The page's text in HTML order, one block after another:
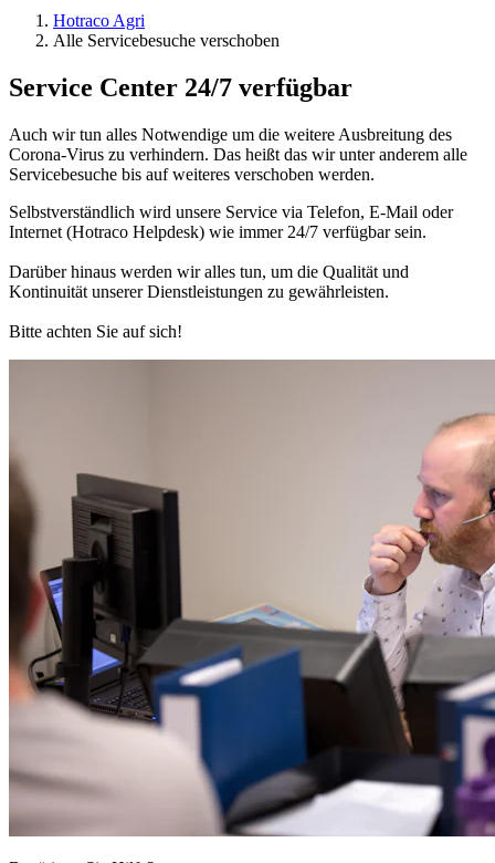
Hotraco Agri
Alle Servicebesuche verschoben
Service Center 24/7 verfügbar
Auch wir tun alles Notwendige um die weitere Ausbreitung des
Corona-Virus zu verhindern. Das heißt das wir unter anderem alle
Servicebesuche bis auf weiteres verschoben werden.
Selbstverständlich wird unsere Service via Telefon, E-Mail oder
Internet (Hotraco Helpdesk) wie immer 24/7 verfügbar sein.
Darüber hinaus werden wir alles tun, um die Qualität und
Kontinuität unserer Dienstleistungen zu gewährleisten.
Bitte achten Sie auf sich!